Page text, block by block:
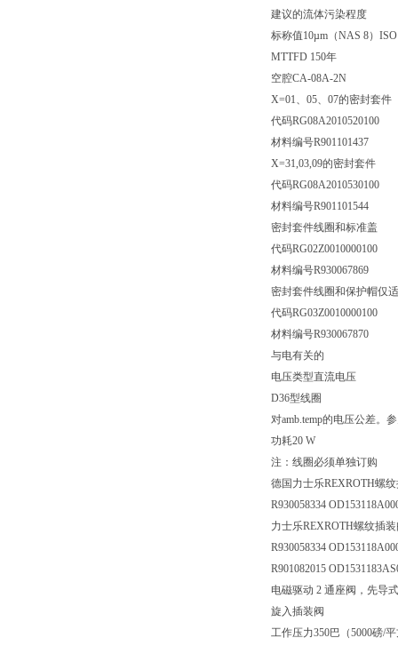
建议的流体污染程度
标称值10µm（NAS 8）ISO
MTTFD 150年
空腔CA-08A-2N
X=01、05、07的密封套件
代码RG08A2010520100
材料编号R901101437
X=31,03,09的密封套件
代码RG08A2010530100
材料编号R901101544
密封套件线圈和标准盖
代码RG02Z0010000100
材料编号R930067869
密封套件线圈和保护帽仅
代码RG03Z0010000100
材料编号R930067870
与电有关的
电压类型直流电压
D36型线圈
对amb.temp的电压公差。
功耗20 W
注：线圈必须单独订购
德国力士乐REXROTH螺
R930058334
力士乐REXROTH螺纹插
R930058334
R901082015
电磁驱动 2 通座阀，先导式
旋入插装阀
工作压力350巴（5000磅/